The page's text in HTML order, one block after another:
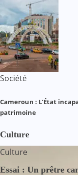
Société
Cameroun : L’État
patrimoine
Culture
Culture
Essai : Un prêtre